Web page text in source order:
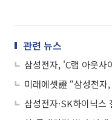
관련 뉴스